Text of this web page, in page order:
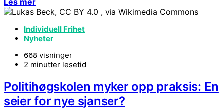
Les mer
Individuell Frihet
Nyheter
668 visninger
2 minutter lesetid
Politihøgskolen myker opp praksis: En
seier for nye sjanser?